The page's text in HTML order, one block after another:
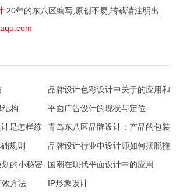
20年的东八区编写,原创不易,转载请注明出
品牌设计色彩设计中关于的应用和
象征
结构
平面广告设计的现状与定位
是怎样练
青岛东八区品牌设计：产品的包装
设计怎样才能回到原点
规则
品牌设计行业中设计师如何摆脱拖
延症
的小秘密
国潮在现代平面设计中的应用
方法
IP形象设计